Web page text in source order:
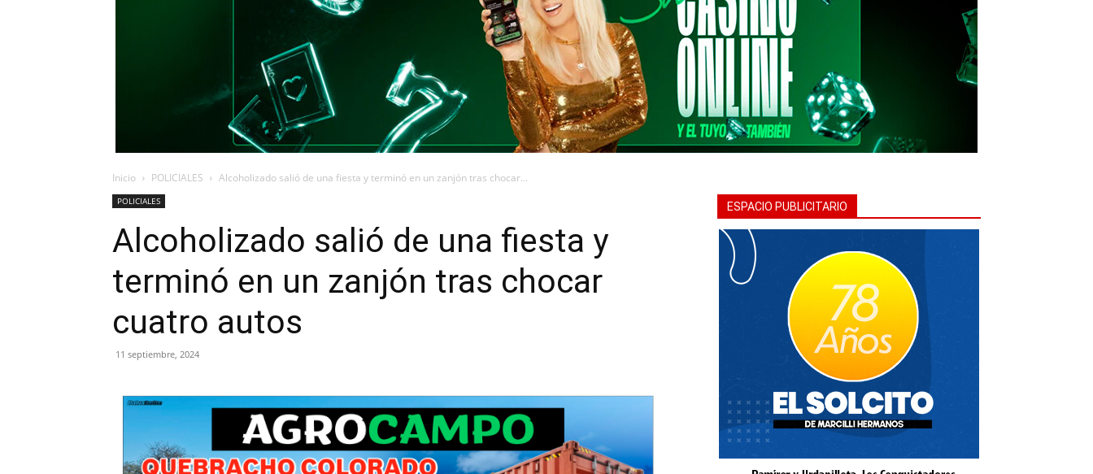
CONQUISTADORES
Inicio POLICIALES Alcoholizado salió de una fiesta y terminó en un zanjón tras chocar...
POLICIALES
Alcoholizado salió de una fiesta y
terminó en un zanjón tras chocar
cuatro autos
11 septiembre, 2024
ESPACIO PUBLICITARIO